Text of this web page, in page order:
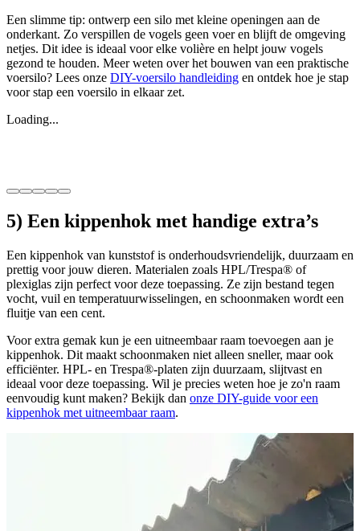
Een slimme tip: ontwerp een silo met kleine openingen aan de
onderkant. Zo verspillen de vogels geen voer en blijft de omgeving
netjes. Dit idee is ideaal voor elke volière en helpt jouw vogels
gezond te houden. Meer weten over het bouwen van een praktische
voersilo? Lees onze DIY-voersilo handleiding en ontdek hoe je stap
voor stap een voersilo in elkaar zet.
Loading...
5) Een kippenhok met handige extra’s
Een kippenhok van kunststof is onderhoudsvriendelijk, duurzaam en
prettig voor jouw dieren. Materialen zoals HPL/Trespa® of
plexiglas zijn perfect voor deze toepassing. Ze zijn bestand tegen
vocht, vuil en temperatuurwisselingen, en schoonmaken wordt een
fluitje van een cent.
Voor extra gemak kun je een uitneembaar raam toevoegen aan je
kippenhok. Dit maakt schoonmaken niet alleen sneller, maar ook
efficiënter. HPL- en Trespa®-platen zijn duurzaam, slijtvast en
ideaal voor deze toepassing. Wil je precies weten hoe je zo'n raam
eenvoudig kunt maken? Bekijk dan onze DIY-guide voor een
kippenhok met uitneembaar raam.